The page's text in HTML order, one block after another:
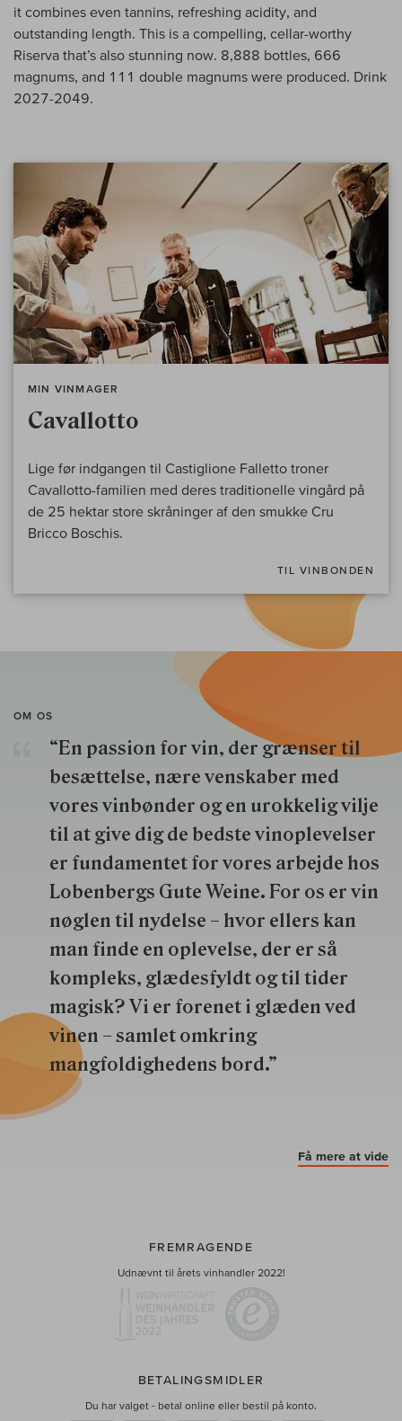
it combines even tannins, refreshing acidity, and
outstanding length. This is a compelling, cellar-worthy
Riserva that’s also stunning now. 8,888 bottles, 666
magnums, and 111 double magnums were produced. Drink
2027-2049.
MIN VINMAGER
Cavallotto
Lige før indgangen til Castiglione Falletto troner
Cavallotto-familien med deres traditionelle vingård på
de 25 hektar store skråninger af den smukke Cru
Bricco Boschis.
TIL VINBONDEN
OM OS
“En passion for vin, der grænser til
besættelse, nære venskaber med
vores vinbønder og en urokkelig vilje
til at give dig de bedste vinoplevelser
er fundamentet for vores arbejde hos
Lobenbergs Gute Weine. For os er vin
nøglen til nydelse – hvor ellers kan
man finde en oplevelse, der er så
kompleks, glædesfyldt og til tider
magisk? Vi er forenet i glæden ved
vinen – samlet omkring
mangfoldighedens bord.”
Få mere at vide
FREMRAGENDE
Udnævnt til årets vinhandler 2022!
BETALINGSMIDLER
Du har valget - betal online eller bestil på konto.